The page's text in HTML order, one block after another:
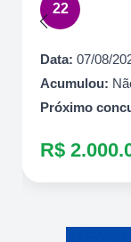
22
Data: 07/08/
Acumulou:
Próximo
R$